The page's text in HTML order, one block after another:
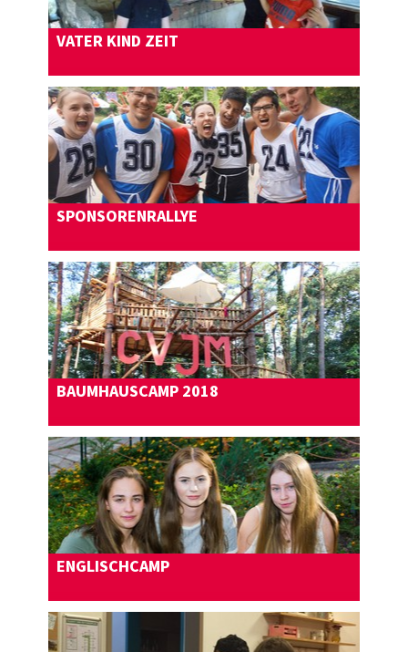
VATER KIND ZEIT
Mehr erfahren
SPONSORENRALLYE
Mehr erfahren
BAUMHAUSCAMP 2018
Mehr erfahren
ENGLISCHCAMP